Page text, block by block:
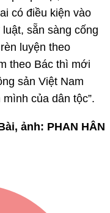
có điều kiện vào
sẵn sàng cống
luyện theo
theo Bác thì mới
sản Việt Nam
của dân tộc”.
ảnh: PHAN HÂN